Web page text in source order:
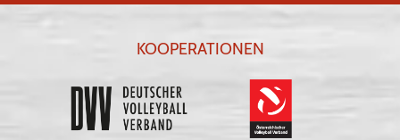
KOOPERATIONEN